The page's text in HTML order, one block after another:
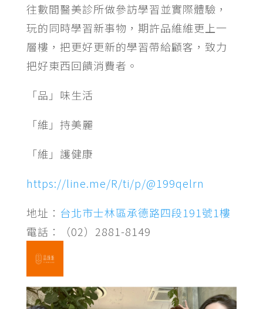
往數間醫美診所做參訪學習並實際體驗，
玩的同時學習新事物，期許品維維更上一
層樓，把更好更新的學習帶給顧客，致力
把好東西回饋消費者。
「品」味生活
「維」持美麗
「維」護健康
https://line.me/R/ti/p/@199qelrn
地址： 台北市士林區承德路四段191號1樓
電話：（02）2881-8149